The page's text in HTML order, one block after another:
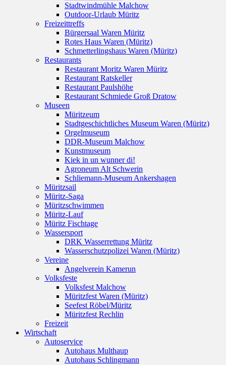
Stadtwindmühle Malchow
Outdoor-Urlaub Müritz
Freizeittreffs
Bürgersaal Waren Müritz
Rotes Haus Waren (Müritz)
Schmetterlingshaus Waren (Müritz)
Restaurants
Restaurant Moritz Waren Müritz
Restaurant Ratskeller
Restaurant Paulshöhe
Restaurant Schmiede Groß Dratow
Museen
Müritzeum
Stadtgeschichtliches Museum Waren (Müritz)
Orgelmuseum
DDR-Museum Malchow
Kunstmuseum
Kiek in un wunner di!
Agroneum Alt Schwerin
Schliemann-Museum Ankershagen
Müritzsail
Müritz-Saga
Müritzschwimmen
Müritz-Lauf
Müritz Fischtage
Wassersport
DRK Wasserrettung Müritz
Wasserschutzpolizei Waren (Müritz)
Vereine
Angelverein Kamerun
Volksfeste
Volksfest Malchow
Müritzfest Waren (Müritz)
Seefest Röbel/Müritz
Müritzfest Rechlin
Freizeit
Wirtschaft
Autoservice
Autohaus Multhaup
Autohaus Schlingmann